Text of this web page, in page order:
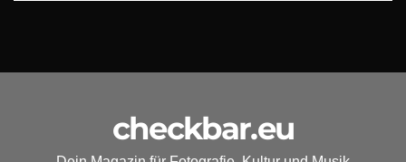
checkbar.eu